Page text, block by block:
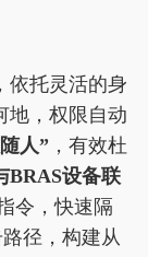
依托灵活的身
地，权限自动
人” ，有效杜
BRAS设备联
令，快速隔
径，构建从